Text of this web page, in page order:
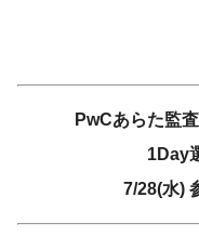
PwCあらた監
1Day
7/28(水)